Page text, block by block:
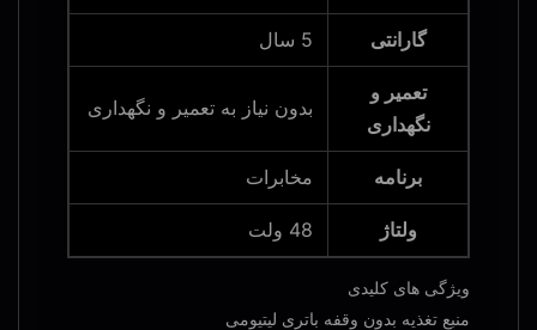
گارانتی
تعمیر و
نگهداری
بدون نیاز به تعمیر و نگهداری
برنامه مخابرات
ولتاژ
ویژگی های کلیدی
منبع تغذیه بدون وقفه باتری لیتیومی